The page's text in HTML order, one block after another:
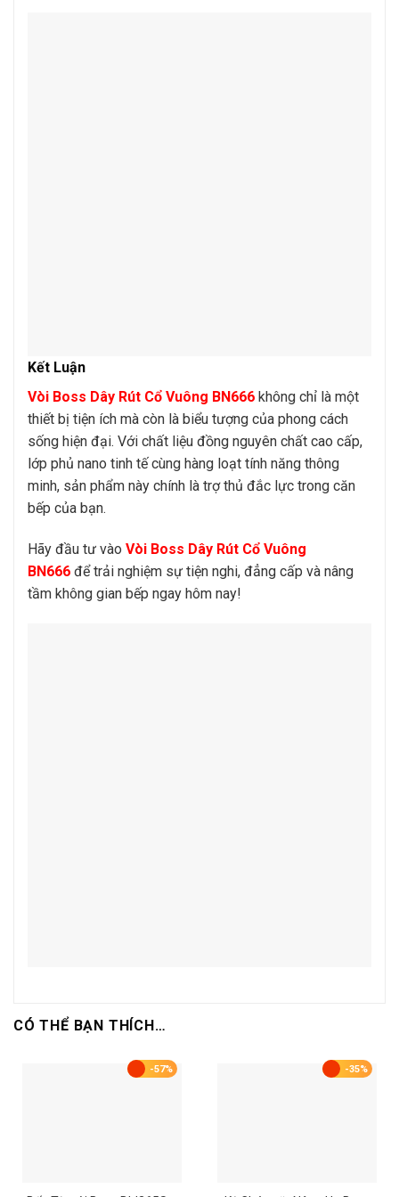
Kết Luận
Vòi Boss Dây Rút Cổ Vuông BN666 không chỉ là một
thiết bị tiện ích mà còn là biểu tượng của phong cách
sống hiện đại. Với chất liệu đồng nguyên chất cao cấp,
lớp phủ nano tinh tế cùng hàng loạt tính năng thông
minh, sản phẩm này chính là trợ thủ đắc lực trong căn
bếp của bạn.
Hãy đầu tư vào Vòi Boss Dây Rút Cổ Vuông
BN666 để trải nghiệm sự tiện nghi, đẳng cấp và nâng
tầm không gian bếp ngay hôm nay!
CÓ THỂ BẠN THÍCH…
-57% -35%